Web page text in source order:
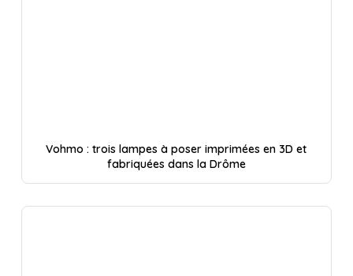
Vohmo : trois lampes à poser imprimées en 3D et
fabriquées dans la Drôme